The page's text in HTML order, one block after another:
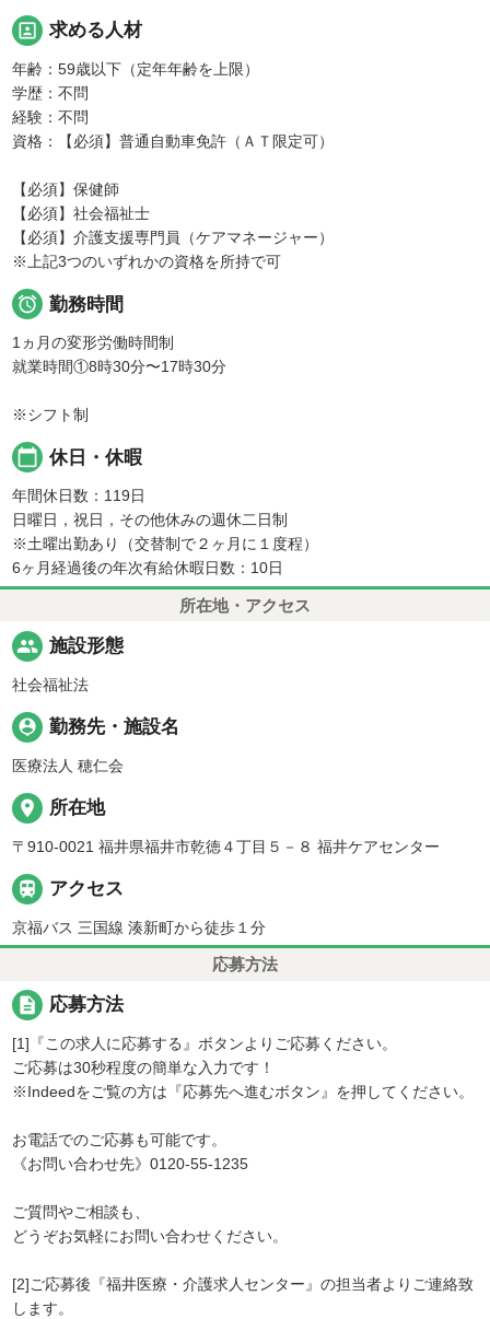
portrait 求める人材
年齢：59歳以下（定年年齢を上限）
学歴：不問
経験：不問
資格：【必須】普通自動車免許（ＡＴ限定可）
【必須】保健師
【必須】社会福祉士
【必須】介護支援専門員（ケアマネージャー）
※上記3つのいずれかの資格を所持で可
 勤務時間
1ヵ月の変形労働時間制
就業時間①8時30分〜17時30分
※シフト制
calendar_today 休日・休暇
年間休日数：119日
日曜日，祝日，その他休みの週休二日制
※土曜出勤あり（交替制で２ヶ月に１度程）
6ヶ月経過後の年次有給休暇日数：10日
所在地・アクセス
people 施設形態
社会福祉法
person_pin 勤務先・施設名
医療法人 穂仁会
place 所在地
〒910-0021 福井県福井市乾徳４丁目５－８ 福井ケアセンター
 アクセス
京福バス 三国線 湊新町から徒歩１分
応募方法
description 応募方法
[1]『この求人に応募する』ボタンよりご応募ください。
ご応募は30秒程度の簡単な入力です！
※Indeedをご覧の方は『応募先へ進むボタン』を押してください。
お電話でのご応募も可能です。
《お問い合わせ先》0120-55-1235
ご質問やご相談も、
どうぞお気軽にお問い合わせください。
[2]ご応募後『福井医療・介護求人センター』の担当者よりご連絡致
します。